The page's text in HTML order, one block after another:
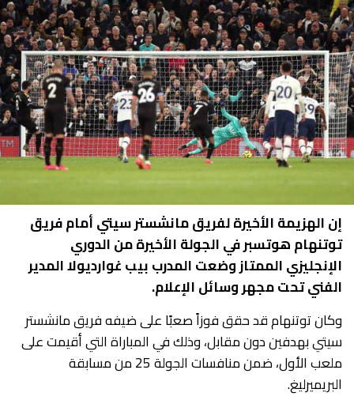
إن الهزيمة الأخيرة لفريق مانشستر سيتي أمام فريق
توتنهام هوتسبر في الجولة الأخيرة من الدوري
الإنجليزي الممتاز وضعت المدرب بيب غوارديولا المدير
الفني تحت مجهر وسائل الإعلام.
وكان توتنهام قد حقق فوزاً صعبًا على ضيفه فريق مانشستر
سيتي بهدفين دون مقابل، وذلك في المباراة التي أقيمت على
ملعب الأول، ضمن منافسات الجولة 25 من مسابقة
البريميرليغ.